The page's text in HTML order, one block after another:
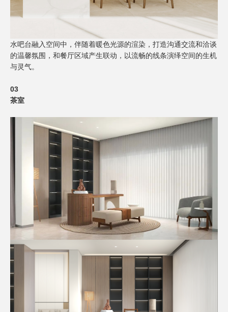
水吧台融入空间中，伴随着暖色光源的渲染，打造沟通交流和洽谈
的温馨氛围，和餐厅区域产生联动，以流畅的线条演绎空间的生机
与灵气。
03
茶室